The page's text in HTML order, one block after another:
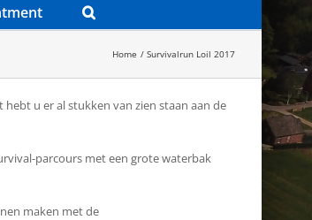
Home Survivalrun Loil 2017
u er al stukken van zien staan aan de
parcours met een grote waterbak
maken met de